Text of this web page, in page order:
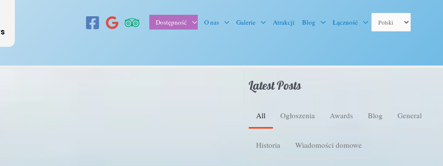
Dostępność O nas Galerie Atrakcji Blog Łączność
Latest Posts
All Ogłoszenia Awards Blog General
Historia Wiadomości domowe